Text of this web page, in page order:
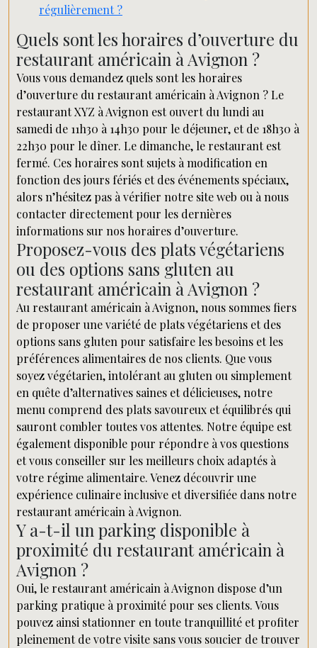
régulièrement ?
Quels sont les horaires d’ouverture du
restaurant américain à Avignon ?
Vous vous demandez quels sont les horaires
d’ouverture du restaurant américain à Avignon ? Le
restaurant XYZ à Avignon est ouvert du lundi au
samedi de 11h30 à 14h30 pour le déjeuner, et de 18h30 à
22h30 pour le dîner. Le dimanche, le restaurant est
fermé. Ces horaires sont sujets à modification en
fonction des jours fériés et des événements spéciaux,
alors n’hésitez pas à vérifier notre site web ou à nous
contacter directement pour les dernières
informations sur nos horaires d’ouverture.
Proposez-vous des plats végétariens
ou des options sans gluten au
restaurant américain à Avignon ?
Au restaurant américain à Avignon, nous sommes fiers
de proposer une variété de plats végétariens et des
options sans gluten pour satisfaire les besoins et les
préférences alimentaires de nos clients. Que vous
soyez végétarien, intolérant au gluten ou simplement
en quête d’alternatives saines et délicieuses, notre
menu comprend des plats savoureux et équilibrés qui
sauront combler toutes vos attentes. Notre équipe est
également disponible pour répondre à vos questions
et vous conseiller sur les meilleurs choix adaptés à
votre régime alimentaire. Venez découvrir une
expérience culinaire inclusive et diversifiée dans notre
restaurant américain à Avignon.
Y a-t-il un parking disponible à
proximité du restaurant américain à
Avignon ?
Oui, le restaurant américain à Avignon dispose d’un
parking pratique à proximité pour ses clients. Vous
pouvez ainsi stationner en toute tranquillité et profiter
pleinement de votre visite sans vous soucier de trouver